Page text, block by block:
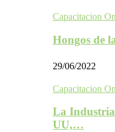
Capacitacion
Hongos de
29/06/2022
Capacitacion
La
UU,…